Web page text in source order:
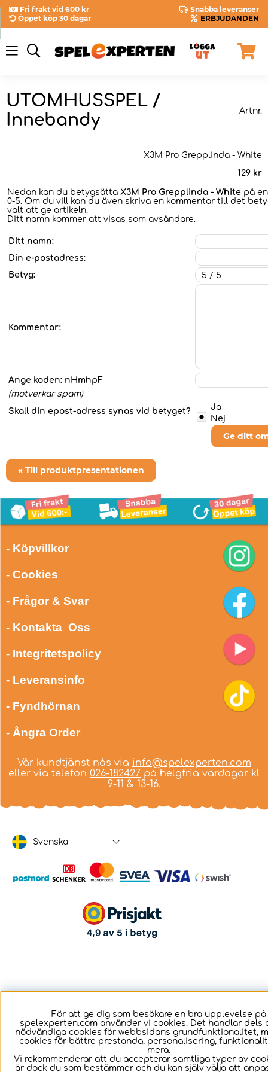
Fri frakt vid 600 kr
Snabba leveranser
Öppet köp 30 dagar
ERBJUDANDEN
UTOMHUSSPEL /
Innebandy
Artnr.
X3M Pro Grepplinda - White
129 kr
Nedan kan du betygsätta X3M Pro Grepplinda - White på
0-5. Om du vill kan du även skriva en kommentar till det
valt att ge artikeln.
Ditt namn kommer att visas som avsändare.
Ditt namn:
Din e-postadress:
Betyg:
Kommentar:
Ange koden: nHmhpF
(motverkar spam)
Skall din epost-adress synas vid betyget?
Ja
Nej
Ge ditt
« Till produktpresentationen
- Köpvillkor
- Cookies
- Frågor & Svar
- Kontakta Oss
- Integritetspolicy
- Leveransinfo
- Fyndhörnan
- Ångra Order
Vår kundtjänst nås via info@spelexperten.com
eller via telefon 026-182427 på helgfria vardagar kl
9-11 & 13-16.
Svenska
För att ge dig som besökare en bra upplevelse på
spelexperten.com använder vi cookies. Det handlar dels
nödvändiga cookies för webbsidans grundfunktionalitet,
cookies för bättre prestanda, personalisering,
mera.
Vi rekommenderar att du accepterar samtliga typer av
är dock du som bestämmer och du kan själv välja att